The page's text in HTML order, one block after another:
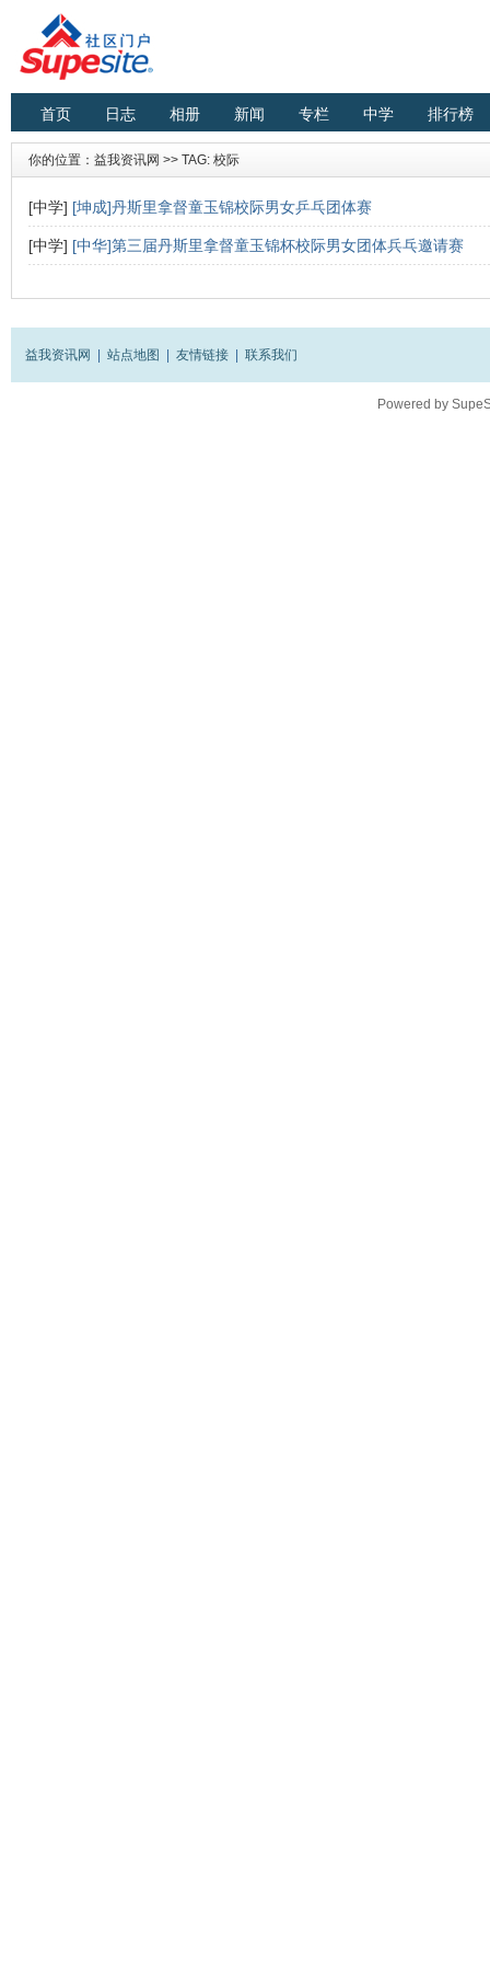
首页 日志 相册 新闻 专栏 中学 排行榜
你的位置： 益我资讯网 >> TAG: 校际
[中学] [坤成]丹斯里拿督童玉锦校际男女乒乓团体赛
[中学] [中华]第三届丹斯里拿督童玉锦杯校际男女团体兵乓邀请赛
益我资讯网 站点地图 友情链接 联系我们
Powered by